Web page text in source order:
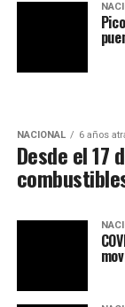
NACIONAL 6 años
Desde el 17